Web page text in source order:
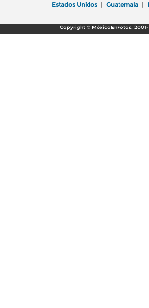
Estados Unidos | Guatemala |
Copyright © MéxicoEnFotos, 2001-